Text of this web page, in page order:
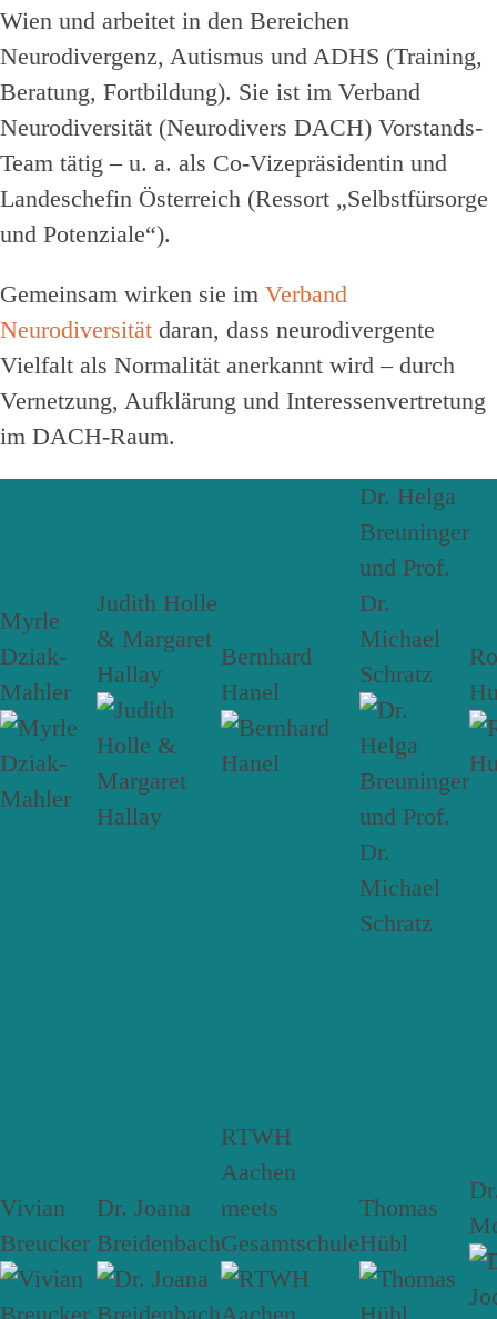
Wien und arbeitet in den Bereichen
Neurodivergenz, Autismus und ADHS (Training,
Beratung, Fortbildung). Sie ist im Verband
Neurodiversität (Neurodivers DACH) Vorstands-
Team tätig – u. a. als Co-Vizepräsidentin und
Landeschefin Österreich (Ressort „Selbstfürsorge
und Potenziale“).
Gemeinsam wirken sie im Verband
Neurodiversität daran, dass neurodivergente
Vielfalt als Normalität anerkannt wird – durch
Vernetzung, Aufklärung und Interessenvertretung
im DACH-Raum.
Myrle
Dziak-
Mahler
Judith Holle
& Margaret
Hallay
Bernhard
Hanel
Dr. Helga
Breuninger
und Prof.
Dr.
Michael
Schratz
Vivian
Breucker
Dr. Joana
Breidenbach
RTWH
Aachen
meets
Gesamtschule
Thomas
Hübl